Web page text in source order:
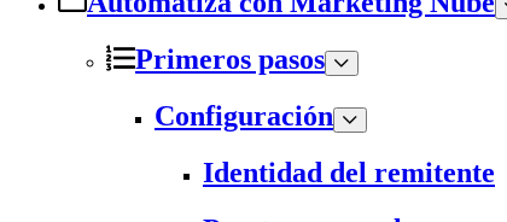
Primeros pasos
Configuración
Identidad del remitente